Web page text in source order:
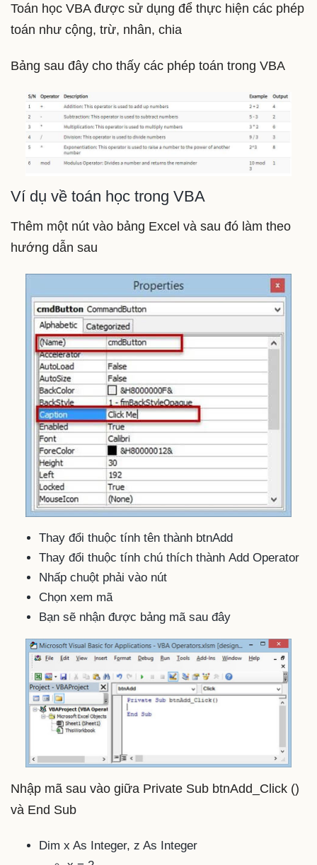
Toán học VBA được sử dụng để thực hiện các phép
toán như cộng, trừ, nhân, chia
Bảng sau đây cho thấy các phép toán trong VBA
Ví dụ về toán học trong VBA
Thêm một nút vào bảng Excel và sau đó làm theo
hướng dẫn sau
Thay đổi thuộc tính tên thành btnAdd
Thay đổi thuộc tính chú thích thành Add Operator
Nhấp chuột phải vào nút
Chọn xem mã
Bạn sẽ nhận được bảng mã sau đây
Nhập mã sau vào giữa Private Sub btnAdd_Click ()
và End Sub
Dim x As Integer, z As Integer